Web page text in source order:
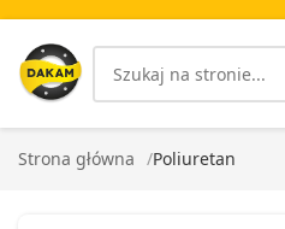
Strona główna Poliuretan